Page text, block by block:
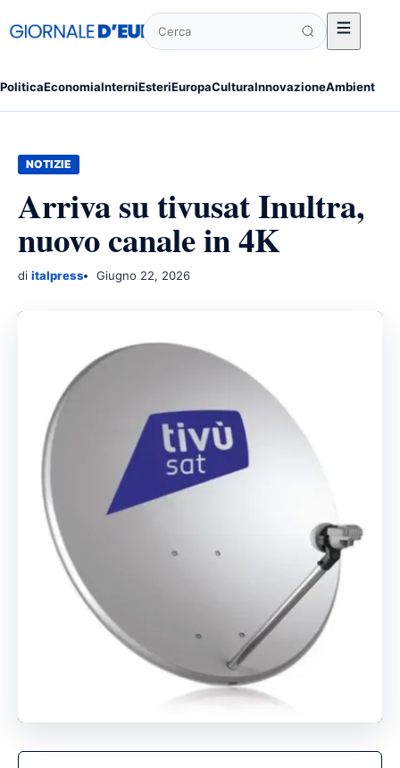
PoliticaEconomiaInterniEsteriEuropaCulturaInnovazioneAmbiente
Cerca
NOTIZIE
Arriva su tivusat Inultra,
nuovo canale in 4K
di italpress Giugno 22, 2026